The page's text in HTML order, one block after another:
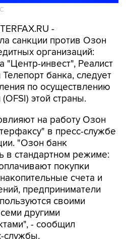
-
санкции против Озон
организаций:
"Центр-инвест", Реалист
банка, следует
по осуществлению
этой страны.
на работу Озон
в пресс-службе
"Озон банк
в стандартном режиме:
покупки
счета и
предприниматели
своими
другими
- сообщил
службы.